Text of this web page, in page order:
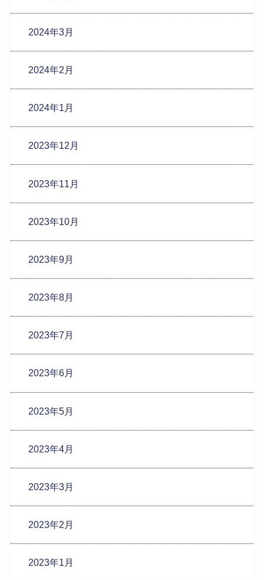
2024年3月
2024年2月
2024年1月
2023年12月
2023年11月
2023年10月
2023年9月
2023年8月
2023年7月
2023年6月
2023年5月
2023年4月
2023年3月
2023年2月
2023年1月